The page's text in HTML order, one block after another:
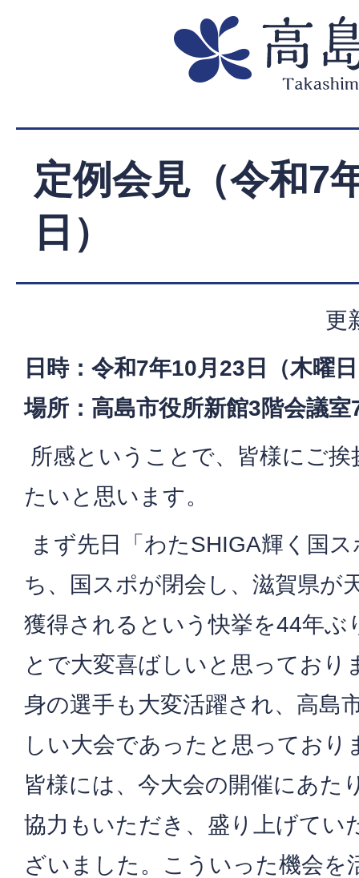
定例会見（令和7
日）
更
日時：令和7年10月23日（木曜
場所：高島市役所新館3階会議室
所感ということで、皆様にご
たいと思います。
まず先日「わたSHIGA輝く国
ち、国スポが閉会し、滋賀県が
獲得されるという快挙を44年ぶ
とで大変喜ばしいと思っており
身の選手も大変活躍され、高島
しい大会であったと思っており
皆様には、今大会の開催にあた
協力もいただき、盛り上げてい
ざいました。こういった機会を